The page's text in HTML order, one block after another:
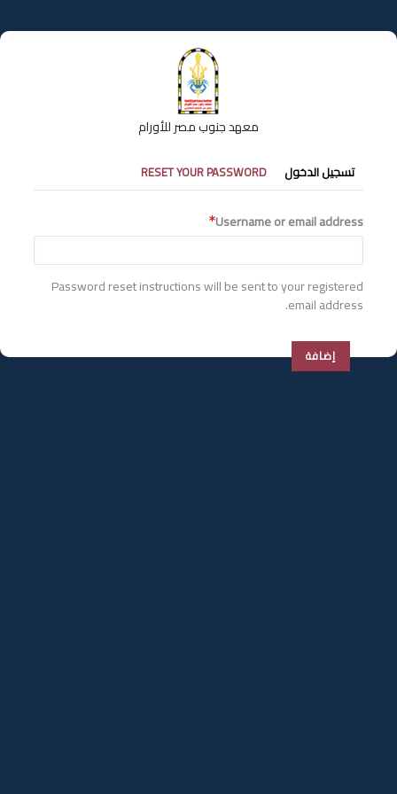
إلى
المحتوى
معهد جنوب مصر للأورام
التبويبات
الأساسية
تسجيل الدخول RESET YOUR PASSWORD
Username or email address
Password reset instructions will be sent to your registered
email address.